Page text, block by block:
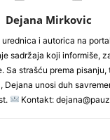
Dejana Mirkovic
i autorica na
sadržaja koji informiše,
Sa strašću prema pisanju,
Dejana unosi duh
Kontakt: